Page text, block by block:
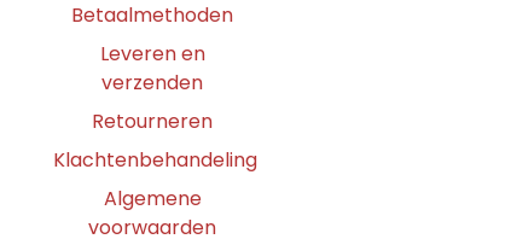
Betaalmethoden
Leveren en
verzenden
Retourneren
Klachtenbehandeling
Algemene
voorwaarden